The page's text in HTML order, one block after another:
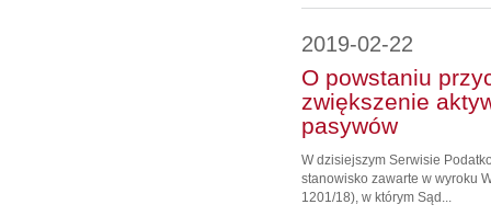
2019-02-22
O powstaniu
zwiększenie
pasywów
W dzisiejszym Serwisie
stanowisko zawarte w wyroku
1201/18), w którym Sąd...